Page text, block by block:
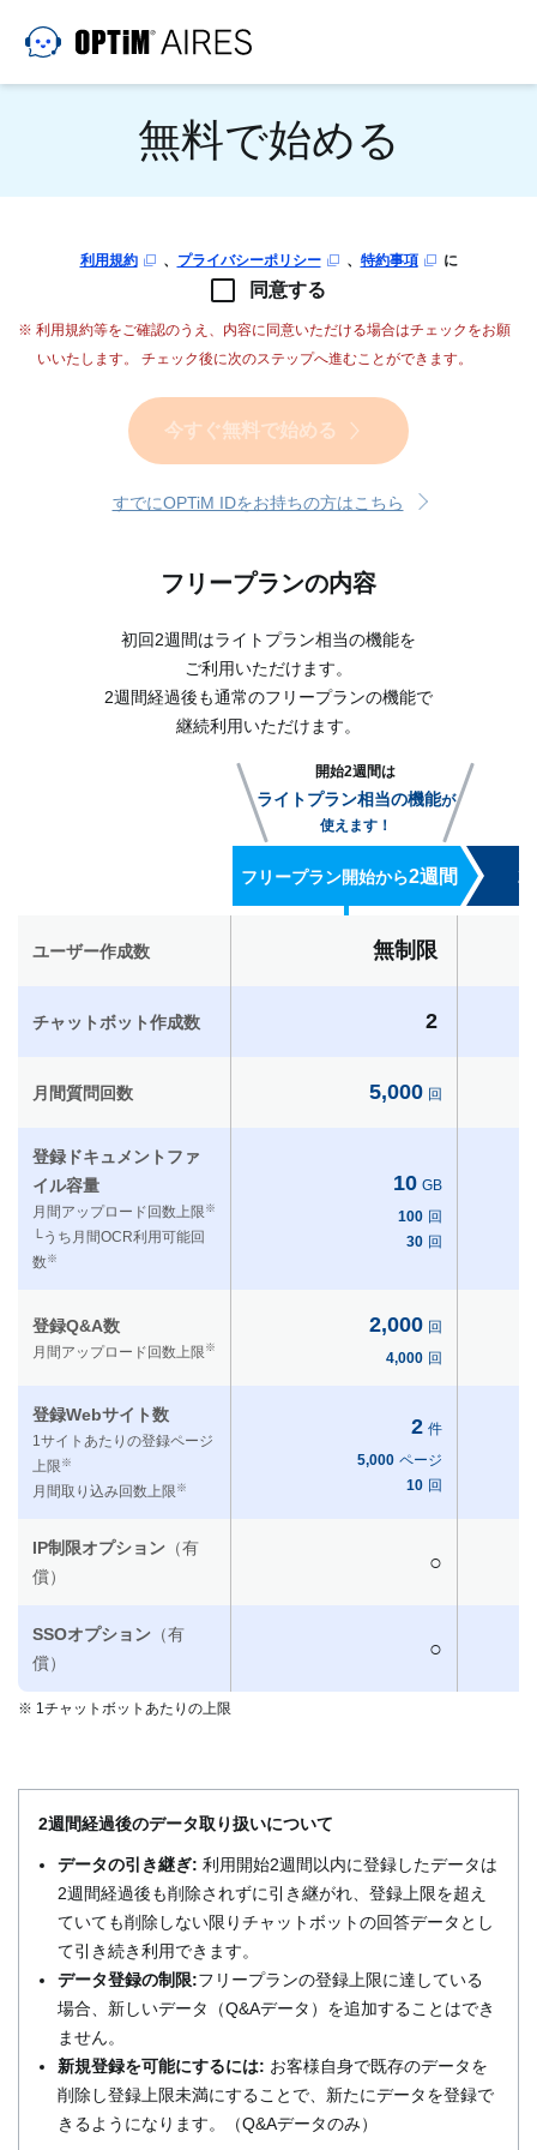
無料で始める
同意する
利用規約 、 プライバシーポリシー 、 特約事項 に
※ 利用規約等をご確認のうえ、内容に同意いただける場合はチェックをお願
いいたします。
チェック後に次のステップへ進むことができます。
今すぐ無料で始める
すでにOPTiM IDをお持ちの方はこちら
フリープランの内容
初回2週間はライトプラン相当の機能を
ご利用いただけます。
2週間経過後も通常のフリープランの機能で
継続利用いただけます。
開始2週間は
ライトプラン相当の機能が
使えます！
フリープラン開始から2週間 2
ユーザー作成数 無制限
チャットボット作成数 2
月間質問回数 5,000 回
登録ドキュメントファ
イル容量
月間アップロード回数上限 ※
└うち月間OCR利用可能回
数※
10 GB
100 回
30 回
登録Q&A数
月間アップロード回数上限 ※
2,000 回
4,000 回
登録Webサイト数
1サイトあたりの登録ページ
上限 ※
月間取り込み回数上限 ※
2 件
5,000 ページ
10 回
IP制限オプション （有
償）
○
SSOオプション （有
償）
○
※ 1チャットボットあたりの上限
2週間経過後のデータ取り扱いについて
データの引き継ぎ: 利用開始2週間以内に登録したデータは
2週間経過後も削除されずに引き継がれ、登録上限を超え
ていても削除しない限りチャットボットの回答データとし
て引き続き利用できます。
データ登録の制限:フリープランの登録上限に達している
場合、新しいデータ（Q&Aデータ）を追加することはでき
ません。
新規登録を可能にするには: お客様自身で既存のデータを
削除し登録上限未満にすることで、新たにデータを登録で
きるようになります。（Q&Aデータのみ）